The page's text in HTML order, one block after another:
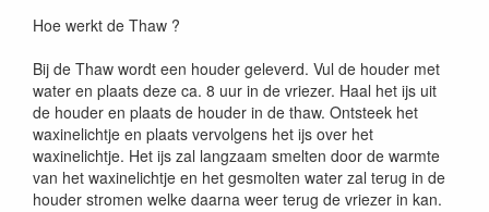
Hoe werkt de Thaw ?
Bij de Thaw wordt een houder geleverd. Vul de houder met
water en plaats deze ca. 8 uur in de vriezer. Haal het ijs uit
de houder en plaats de houder in de thaw. Ontsteek het
waxinelichtje en plaats vervolgens het ijs over het
waxinelichtje. Het ijs zal langzaam smelten door de warmte
van het waxinelichtje en het gesmolten water zal terug in de
houder stromen welke daarna weer terug de vriezer in kan.